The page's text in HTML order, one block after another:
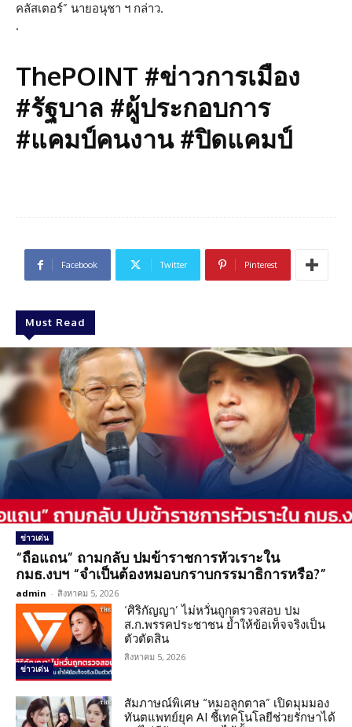
คลัสเตอร์” นายอนุชา ฯ กล่าว.
.
ThePOINT #ข่าวการเมือง
#รัฐบาล #ผู้ประกอบการ
#แคมป์คนงาน #ปิดแคมป์
Facebook Twitter Pinterest
Must Read
ข่าวเด่น
“ถือแถน” ถามกลับ ปมข้าราชการหัวเราะใน
กมธ.งบฯ “จำเป็นต้องหมอบกราบกรรมาธิการหรือ?”
admin - สิงหาคม 5, 2026
ข่าวเด่น
‘ศิริกัญญา’ ไม่หวั่นถูกตรวจสอบ ปม
ส.ก.พรรคประชาชน ย้ำให้ข้อเท็จจริงเป็น
ตัวตัดสิน
สิงหาคม 5, 2026
สัมภาษณ์พิเศษ “หมอลูกตาล” เปิดมุมมอง
ทันตแพทย์ยุค AI ชี้เทคโนโลยีช่วยรักษาได้